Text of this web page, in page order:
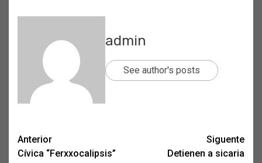
admin
See author's posts
Post
Anterior
Cívica “Ferxxocalipsis”
Siguente
Detienen a sicaria